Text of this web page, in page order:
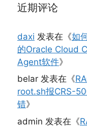
近期评论
daxi 发表在《如
的Oracle Cloud
Agent软件》
belar 发表在《
root.sh报CRS-
错》
admin 发表在《